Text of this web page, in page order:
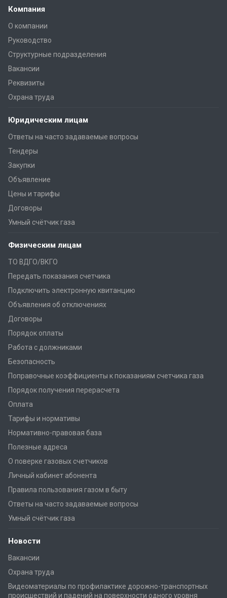
Компания
О компании
Руководство
Структурные подразделения
Вакансии
Реквизиты
Охрана труда
Юридическим лицам
Ответы на часто задаваемые вопросы
Тендеры
Закупки
Объявление
Цены и тарифы
Договоры
Умный счётчик газа
Физическим лицам
ТО ВДГО/ВКГО
Передать показания счетчика
Подключить электронную квитанцию
Объявления об отключениях
Договоры
Порядок оплаты
Работа с должниками
Безопасность
Поправочные коэффициенты к показаниям счетчика газа
Порядок получения перерасчета
Оплата
Тарифы и нормативы
Нормативно-правовая база
Полезные адреса
О поверке газовых счетчиков
Личный кабинет абонента
Правила пользования газом в быту
Ответы на часто задаваемые вопросы
Умный счётчик газа
Новости
Вакансии
Охрана труда
Видеоматериалы по профилактике дорожно-транспортных
происшествий и падений на поверхности одного уровня